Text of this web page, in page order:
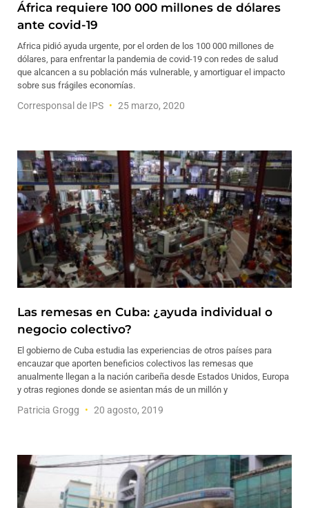
África requiere 100 000 millones de dólares
ante covid-19
Africa pidió ayuda urgente, por el orden de los 100 000 millones de
dólares, para enfrentar la pandemia de covid-19 con redes de salud
que alcancen a su población más vulnerable, y amortiguar el impacto
sobre sus frágiles economías.
Corresponsal de IPS 25 marzo, 2020
Las remesas en Cuba: ¿ayuda individual o
negocio colectivo?
El gobierno de Cuba estudia las experiencias de otros países para
encauzar que aporten beneficios colectivos las remesas que
anualmente llegan a la nación caribeña desde Estados Unidos, Europa
y otras regiones donde se asientan más de un millón y
Patricia Grogg 20 agosto, 2019